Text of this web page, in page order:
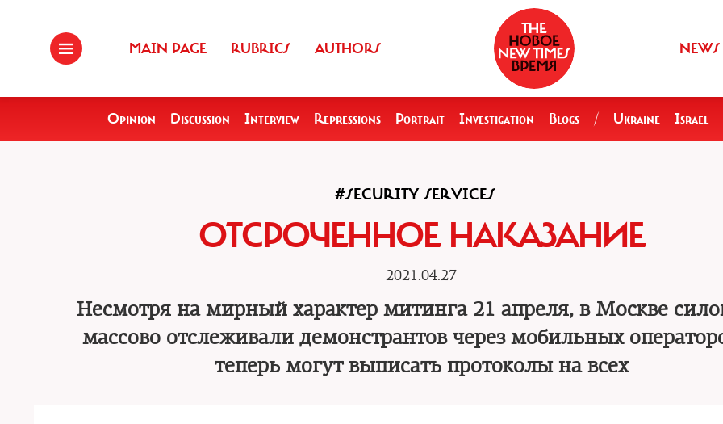
MAIN PAGE RUBRICS AUTHORS NEWS
Opinion Discussion Interview Repressions Portrait Investigation Blogs / Ukraine Israel
#SECURITY SERVICES
ОТСРОЧЕННОЕ НАКАЗАНИЕ
2021.04.27
Несмотря на мирный характер митинга 21 апреля, в Москве
массово отслеживали демонстрантов через мобильных
теперь могут выписать протоколы на всех